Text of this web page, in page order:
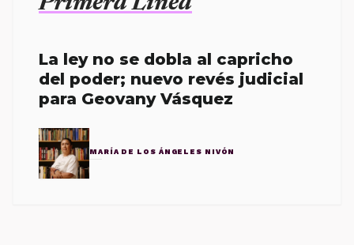
La ley no se dobla al capricho
del poder; nuevo revés judicial
para Geovany Vásquez
MARÍA DE LOS ÁNGELES NIVÓN